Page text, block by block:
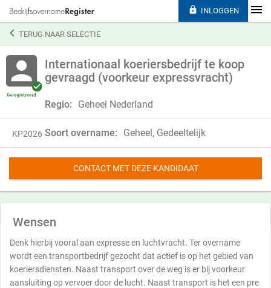
TERUG NAAR SELECTIE
Internationaal koeriersbedrijf te koop
gevraagd (voorkeur expressvracht)
Regio: Geheel Nederland
KP2026 Soort overname: Geheel, Gedeeltelijk
CONTACT MET DEZE KANDIDAAT
Wensen
Denk hierbij vooral aan expresse en luchtvracht. Ter overname
wordt een transportbedrijf gezocht dat actief is op het gebied van
koeriersdiensten. Naast transport over de weg is er bij voorkeur
aansluiting op vervoer door de lucht. Naast transport is het een pre
 INLOGGEN